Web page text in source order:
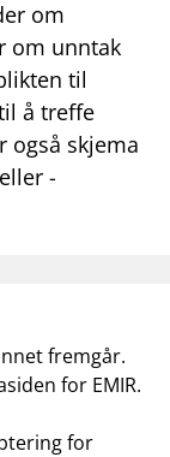
om
om unntak
til
å treffe
også skjema
-
fremgår.
for EMIR.
for